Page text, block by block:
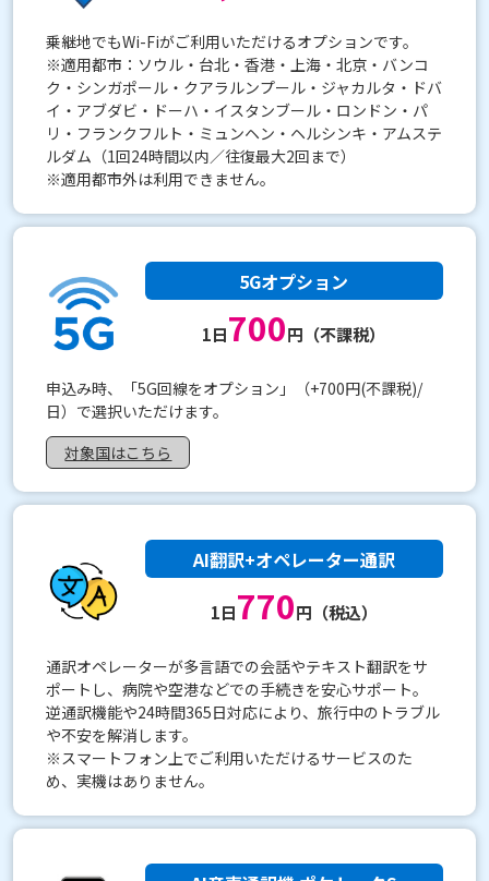
乗継地でもWi-Fiがご利用いただけるオプションです。
※適用都市：ソウル・台北・香港・上海・北京・バンコ
ク・シンガポール・クアラルンプール・ジャカルタ・ドバ
イ・アブダビ・ドーハ・イスタンブール・ロンドン・パ
リ・フランクフルト・ミュンヘン・ヘルシンキ・アムステ
ルダム（1回24時間以内／往復最大2回まで）
※適用都市外は利用できません。
5Gオプション
1日700円（不課税）
申込み時、「5G回線をオプション」（+700円(不課税)/
日）で選択いただけます。
対象国はこちら
AI翻訳+オペレーター通訳
1日770円（税込）
通訳オペレーターが多言語での会話やテキスト翻訳をサ
ポートし、病院や空港などでの手続きを安心サポート。
逆通訳機能や24時間365日対応により、旅行中のトラブル
や不安を解消します。
※スマートフォン上でご利用いただけるサービスのた
め、実機はありません。